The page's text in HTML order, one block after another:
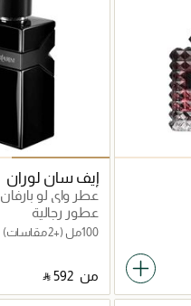
إيف سان لوران
عطر واي لو بارفان
عطور رجالية
100مل (+2 مقاسات)
من ‎ ⃁ ⁦592⁩ ‎